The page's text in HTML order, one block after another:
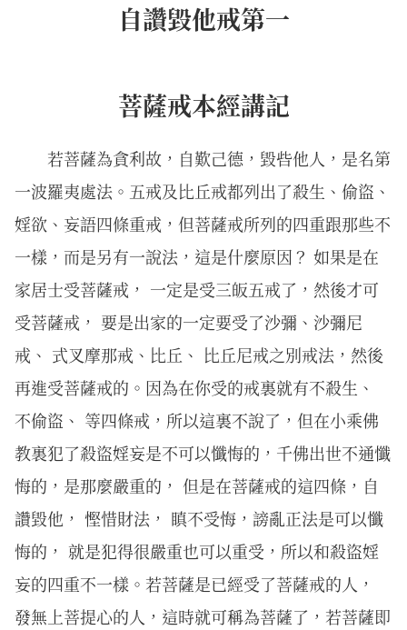
自讚毀他戒第一
菩薩戒本經講記
若菩薩為貪利故，自歎己德，毀呰他人，是名第
一波羅夷處法。五戒及比丘戒都列出了殺生、偷盜、
婬欲、妄語四條重戒，但菩薩戒所列的四重跟那些不
一樣，而是另有一說法，這是什麼原因？ 如果是在
家居士受菩薩戒， 一定是受三皈五戒了，然後才可
受菩薩戒， 要是出家的一定要受了沙彌、沙彌尼
戒、 式叉摩那戒、比丘、 比丘尼戒之別戒法，然後
再進受菩薩戒的。因為在你受的戒裏就有不殺生、
不偷盜、 等四條戒，所以這裏不說了，但在小乘佛
教裏犯了殺盜婬妄是不可以懺悔的，千佛出世不通懺
悔的，是那麼嚴重的， 但是在菩薩戒的這四條，自
讚毀他， 慳惜財法， 瞋不受悔，謗亂正法是可以懺
悔的， 就是犯得很嚴重也可以重受，所以和殺盜婬
妄的四重不一樣。若菩薩是已經受了菩薩戒的人，
發無上菩提心的人，這時就可稱為菩薩了，若菩薩即